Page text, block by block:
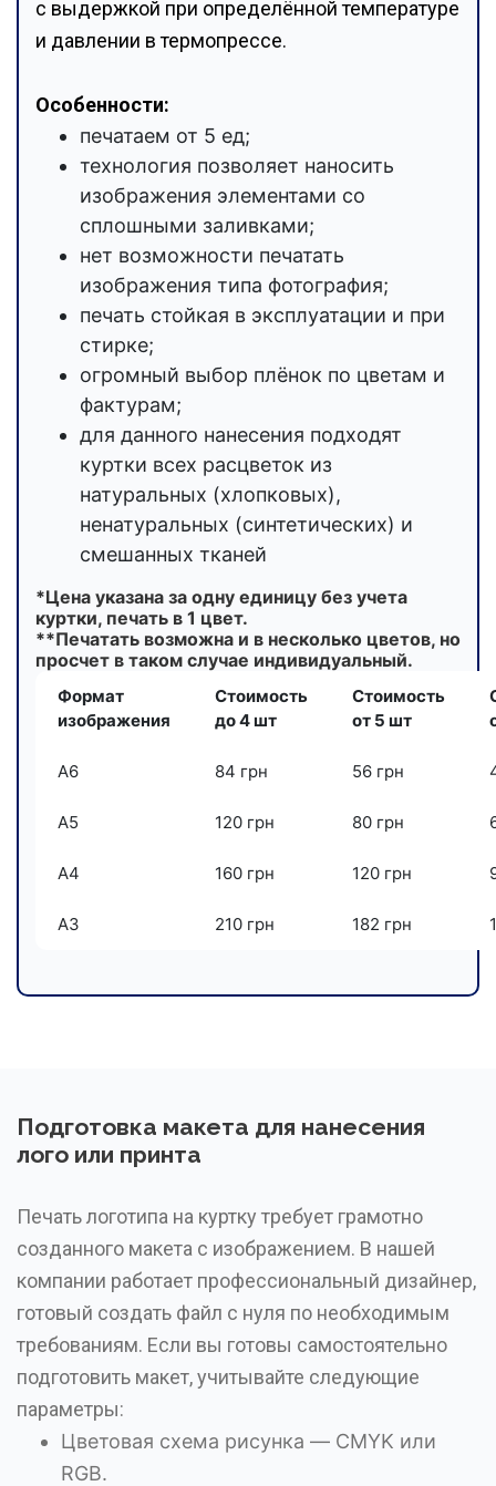
с выдержкой при определённой температуре
и давлении в термопрессе.
Особенности:
печатаем от 5 ед;
технология позволяет наносить
изображения элементами со
сплошными заливками;
нет возможности печатать
изображения типа фотография;
печать стойкая в эксплуатации и при
стирке;
огромный выбор плёнок по цветам и
фактурам;
для данного нанесения подходят
куртки всех расцветок из
натуральных (хлопковых),
ненатуральных (синтетических) и
смешанных тканей
*Цена указана за одну единицу без учета
куртки, печать в 1 цвет.
**Печатать возможна и в несколько цветов, но
просчет в таком случае индивидуальный.
Формат
изображения
Стоимость
до 4 шт
Стоимость
от 5 шт
А6 84 грн 56 грн
А5 120 грн 80 грн
А4 160 грн 120 грн
А3 210 грн 182 грн
Подготовка макета для нанесения
лого или принта
Печать логотипа на куртку требует грамотно
созданного макета с изображением. В нашей
компании работает профессиональный дизайнер,
готовый создать файл с нуля по необходимым
требованиям. Если вы готовы самостоятельно
подготовить макет, учитывайте следующие
параметры:
Цветовая схема рисунка — CMYK или
RGB.